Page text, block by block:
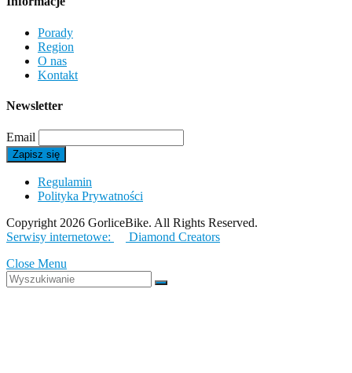
Porady
Region
O nas
Kontakt
Newsletter
Email
Regulamin
Polityka Prywatności
Copyright 2026 GorliceBike. All Rights Reserved.
Serwisy internetowe:
Diamond Creators
Close Menu